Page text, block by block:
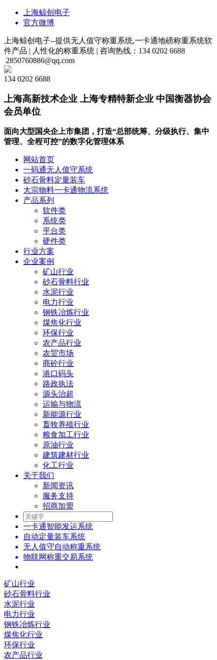
上海鲸创电子
官方微博
上海鲸创电子--提供无人值守称重系统,一卡通地磅称重系统软
件产品 | 人性化的称重系统 | 咨询热线：134 0202 6688
2850760886@qq.com
134 0202 6688
上海高新技术企业 上海专精特新企业 中国衡器协会
会员单位
面向大型国央企上市集团，打造“总部统筹、分级执行、集中
管理、全程可控”的数字化管理体系
网站首页
一码通无人值守系统
砂石骨料定量装车
大宗物料一卡通物流系统
产品系列
软件类
系统类
平台类
硬件类
行业方案
企业案例
矿山行业
砂石骨料行业
水泥行业
电力行业
钢铁冶炼行业
煤焦化行业
环保行业
农产品行业
农贸市场
商砼行业
港口码头
路政执法
源头治超
运输与物流
新能源行业
畜牧养殖行业
粮食加工行业
原油行业
建筑建材行业
化工行业
关于我们
新闻资讯
服务支持
招商加盟
一卡通智能发运系统
自动定量装车系统
无人值守自动称重系统
物联网称重交易系统
矿山行业
砂石骨料行业
水泥行业
电力行业
钢铁冶炼行业
煤焦化行业
环保行业
农产品行业